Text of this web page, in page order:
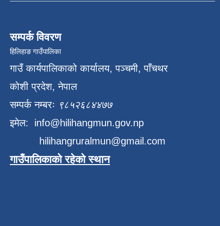
सम्पर्क विवरण
हिलिहाङ गाउँपालिका
गाउँ कार्यपालिकाको कार्यालय, पञ्चमी, पाँचथर
कोशी प्रदेश, नेपाल
सम्पर्क नम्बरः ९८५२६८४४७७
इमेल: info@hilihangmun.gov.np
hilihangruralmun@gmail.com
गाउँपालिकाको रहेको स्थान